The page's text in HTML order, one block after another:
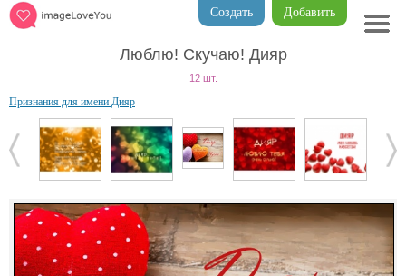
Добавить
Создать
Люблю! Скучаю! Дияр
12 шт.
Признания для имени Дияр